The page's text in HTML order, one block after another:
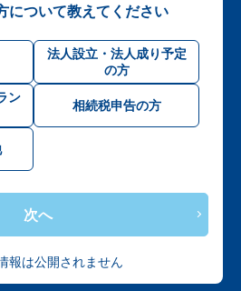
について教えてください
法人設立・法人成り予定
の方
ン
相続税申告の方
次へ
報は公開されません